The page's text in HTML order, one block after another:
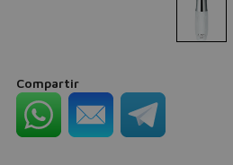
Compartir